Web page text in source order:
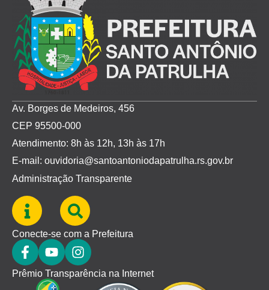
Av. Borges de Medeiros, 456
CEP 95500-000
Atendimento: 8h às 12h, 13h às 17h
E-mail: ouvidoria@santoantoniodapatrulha.rs.gov.br
Administração Transparente
Conecte-se com a Prefeitura
Prêmio Transparência na Internet